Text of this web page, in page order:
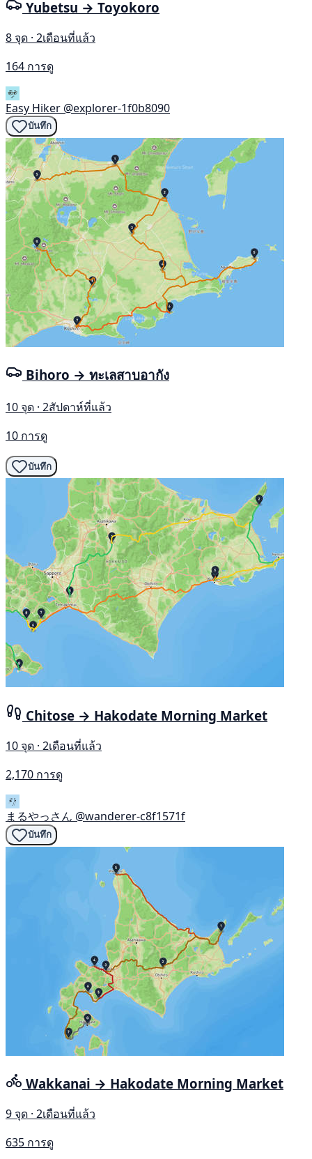
Yubetsu → Toyokoro
8 จุด · 2เดือนที่แล้ว
164 การดู
Easy Hiker @explorer-1f0b8090
บันทึก
Bihoro → ทะเลสาบอากัง
10 จุด · 2สัปดาห์ที่แล้ว
10 การดู
บันทึก
Chitose → Hakodate Morning Market
10 จุด · 2เดือนที่แล้ว
2,170 การดู
まるやっさん @wanderer-c8f1571f
บันทึก
Wakkanai → Hakodate Morning Market
9 จุด · 2เดือนที่แล้ว
635 การดู